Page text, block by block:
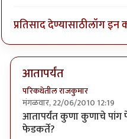
प्रतिसाद देण्यासाठीलॉग इन
आतापर्यंत
परिकथेतील राजकुमार
मंगळवार, 22/06/2010 12:19
In reply to>>तुमचेपणby
आतापर्यंत कुणा कुणाचे पांग
फेडकर्ते?